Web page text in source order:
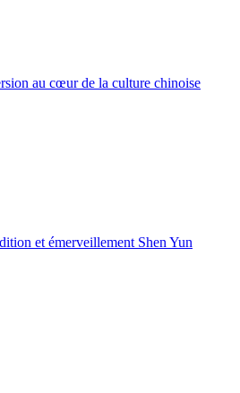
au cœur de la culture chinoise
et émerveillement Shen Yun